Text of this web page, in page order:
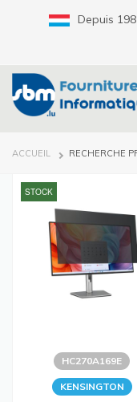
Depuis
FIL
ACCUEIL RECHERCHE
STOCK
HC270A169E
KENSINGTON